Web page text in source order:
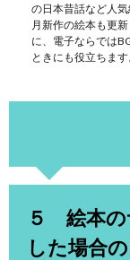
の日本昔話など人
月新作の絵本も更
に、電子ならでは
ときにも役立ちます
５ 絵本の
した場合